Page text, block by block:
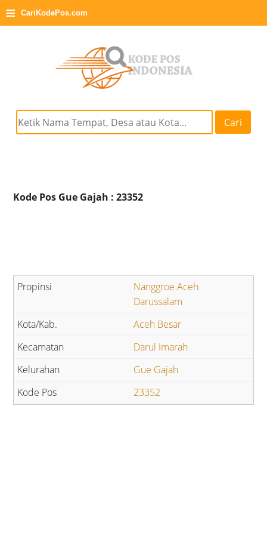
≡ CariKodePos.com
Cari
Kode Pos Gue Gajah : 23352
Nanggroe Aceh
Darussalam
Aceh Besar
Darul Imarah
Gue Gajah
23352